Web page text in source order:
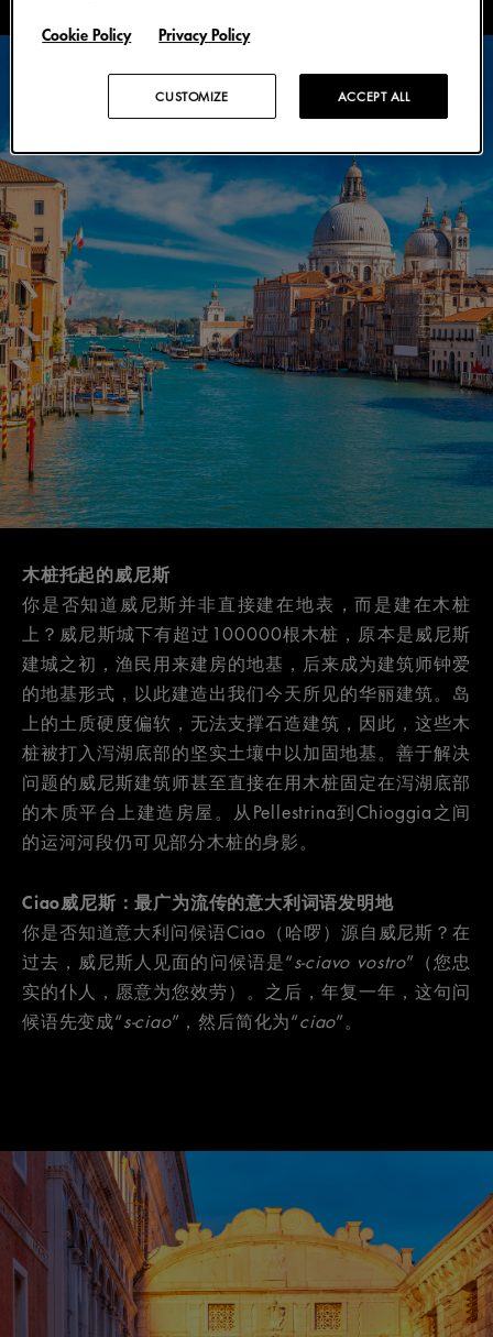
木桩托起的威尼斯
你是否知道威尼斯并非直接建在地表，而是建在木桩
上？威尼斯城下有超过100000根木桩，原本是威尼斯
建城之初，渔民用来建房的地基，后来成为建筑师钟爱
的地基形式，以此建造出我们今天所见的华丽建筑。岛
上的土质硬度偏软，无法支撑石造建筑，因此，这些木
桩被打入泻湖底部的坚实土壤中以加固地基。善于解决
问题的威尼斯建筑师甚至直接在用木桩固定在泻湖底部
的木质平台上建造房屋。从Pellestrina到Chioggia之间
的运河河段仍可见部分木桩的身影。
Ciao威尼斯：最广为流传的意大利词语发明地
你是否知道意大利问候语Ciao（哈啰）源自威尼斯？在
过去，威尼斯人见面的问候语是“s-ciavo vostro”（您忠
实的仆人，愿意为您效劳）。之后，年复一年，这句问
候语先变成“s-ciao”，然后简化为“ciao”。
Cookie Policy Privacy Policy
ACCEPT ALL
CUSTOMIZE